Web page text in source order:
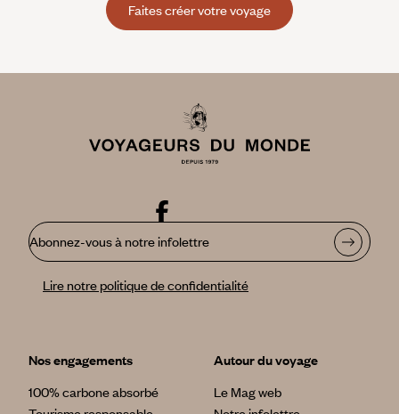
Faites créer votre voyage
Abonnez-vous à notre infolettre
Lire notre politique de confidentialité
Nos engagements
100% carbone absorbé
Autour du voyage
Le Mag web